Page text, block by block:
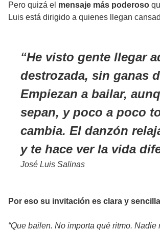
Pero quizá el mensaje más poderoso
Luis está dirigido a quienes llegan
He visto gente llegar
destrozada, sin ganas
Empiezan a bailar,
sepan, y poco a poco
cambia. El danzón
y te hace ver la vida
José Luis Salinas
Por eso su invitación es clara y
“Que bailen. No importa qué ritmo. Nadie